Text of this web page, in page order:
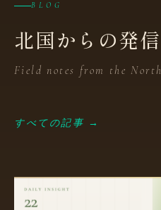
BLOG
北国からの発信
Field notes from the North
すべての記事 →